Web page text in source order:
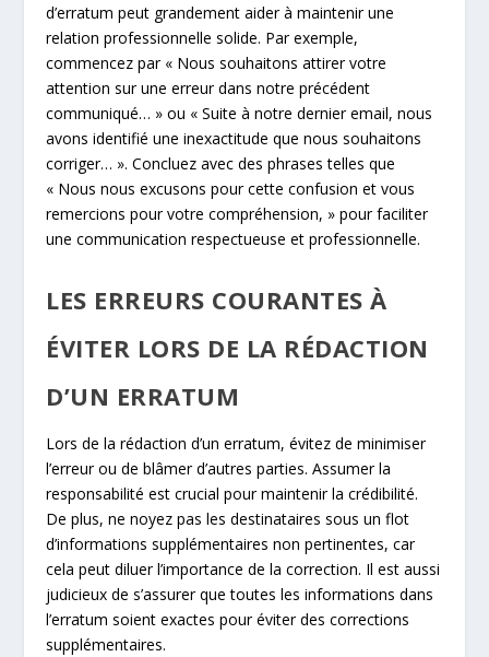
d’erratum peut grandement aider à maintenir une
relation professionnelle solide. Par exemple,
commencez par « Nous souhaitons attirer votre
attention sur une erreur dans notre précédent
communiqué… » ou « Suite à notre dernier email, nous
avons identifié une inexactitude que nous souhaitons
corriger… ». Concluez avec des phrases telles que
« Nous nous excusons pour cette confusion et vous
remercions pour votre compréhension, » pour faciliter
une communication respectueuse et professionnelle.
LES ERREURS COURANTES À
ÉVITER LORS DE LA RÉDACTION
D’UN ERRATUM
Lors de la rédaction d’un erratum, évitez de minimiser
l’erreur ou de blâmer d’autres parties. Assumer la
responsabilité est crucial pour maintenir la crédibilité.
De plus, ne noyez pas les destinataires sous un flot
d’informations supplémentaires non pertinentes, car
cela peut diluer l’importance de la correction. Il est aussi
judicieux de s’assurer que toutes les informations dans
l’erratum soient exactes pour éviter des corrections
supplémentaires.